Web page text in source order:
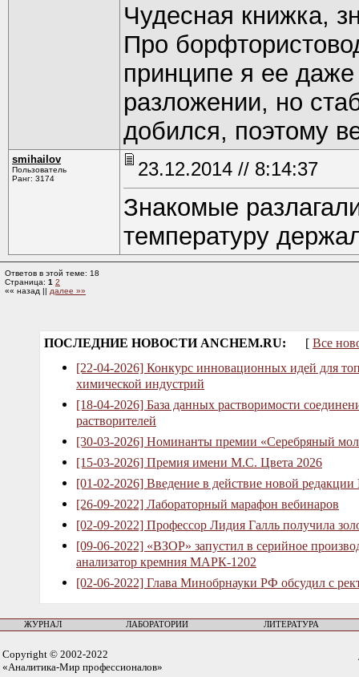
Чудесная книжка,
Про
принципе я ее
разложении, но
добился, поэтому
smihаilоv
Пользователь
Ранг: 3174
23.12.2014 // 8:14:37
Знакомые
температуру
Ответов в этой теме: 18
Страница: 1 2
«« назад || далее »»
ПОСЛЕДНИЕ НОВОСТИ ANCHEM.RU: [ Все
[22-04-2026] Конкурс инновационных идей для
химической индустрий
[18-04-2026] База данных растворимости
растворителей
[30-03-2026] Номинанты премии «Серебряный
[15-03-2026] Премия имени М.С. Цвета 2026
[01-02-2026] Введение в действие новой
[26-09-2022] Лабораторный марафон вебинаров
[02-09-2022] Профессор Лидия Галль получила
[09-06-2022] «ВЗОР» запустил в серийное
анализатор кремния МАРК-1202
[02-06-2022] Глава Минобрнауки РФ обсудил с
ЖУРНАЛ ЛАБОРАТОРИИ ЛИТЕРАТУРА
Copyright © 2002-2022
«Аналитика-Мир профессионалов»